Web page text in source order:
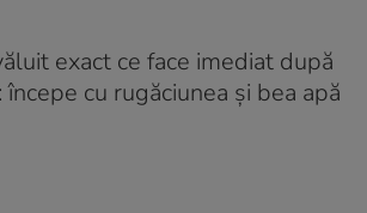
exact ce face imediat după
cu rugăciunea și bea apă